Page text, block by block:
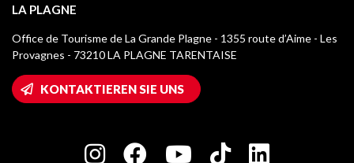
Kurtaxe
Mediathek
Logos La Plagne
Wifi-Zugang
Haus der Eigentümer
Charta der Engagierten Akteure
Champagny-en-Vanoise
Montchavin - Les Coches
Plagne 1800
LA PLAGNE
Office de Tourisme de La Grande Plagne - 1355 route d’Aime - Les
Provagnes - 73210 LA PLAGNE TARENTAISE
KONTAKTIEREN SIE UNS